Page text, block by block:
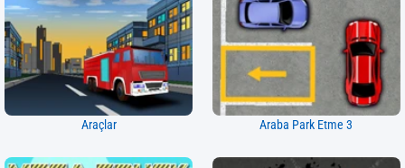
Araçlar Araba Park Etme 3